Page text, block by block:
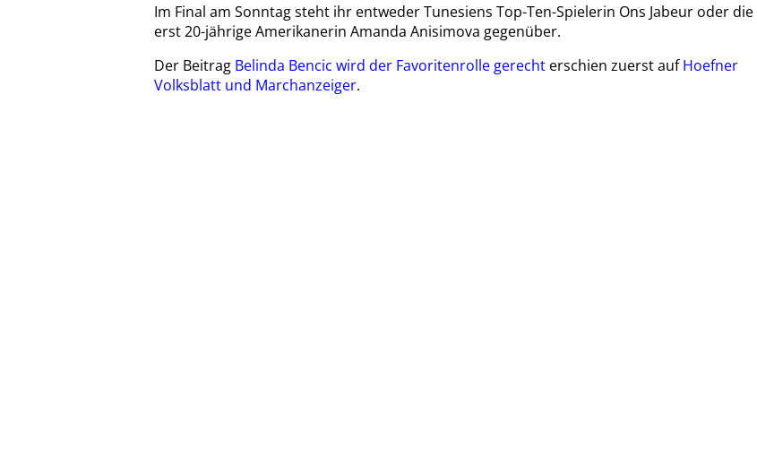
Im Final am Sonntag steht ihr entweder Tunesiens Top-Ten-Spielerin Ons Jabeur oder die
erst 20-jährige Amerikanerin Amanda Anisimova gegenüber.
Der Beitrag Belinda Bencic wird der Favoritenrolle gerecht erschien zuerst aufHoefner
Volksblatt und Marchanzeiger.